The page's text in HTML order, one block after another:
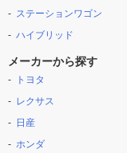
ステーションワゴン
ハイブリッド
メーカーから探す
トヨタ
レクサス
日産
ホンダ